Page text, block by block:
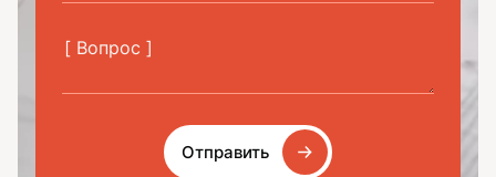
Отправить